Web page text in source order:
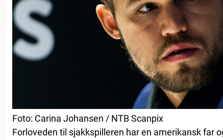
Foto: Carina Johansen / NTB Scanpix
Forloveden til sjakkspilleren har en amerikansk far